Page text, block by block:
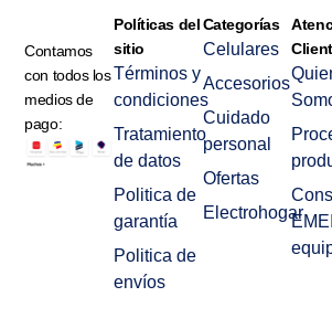
Contamos
con todos los
medios de
pago:
Políticas del
sitio
Términos y
condiciones
Tratamiento
de datos
Politica de
garantía
Politica de
envíos
Categorías
Celulares
Accesorios
Cuidado
personal
Ofertas
Electrohogar